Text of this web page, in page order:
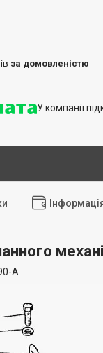
за домовленістю
У компанії
А